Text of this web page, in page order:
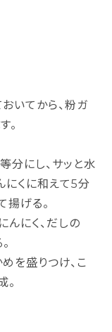
いてから、粉ガ
。
にし、サッと水
にくに和えて5分
揚げる。
にく、だしの
を盛りつけ、こ